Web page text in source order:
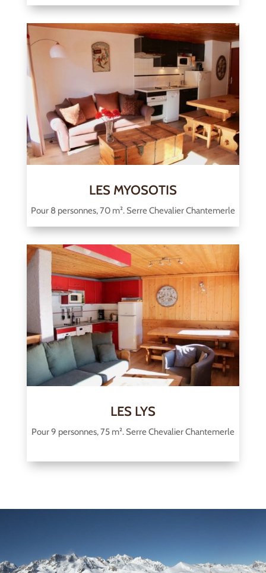
LES MYOSOTIS
Pour 8 personnes, 70 m². Serre Chevalier Chantemerle
LES LYS
Pour 9 personnes, 75 m². Serre Chevalier Chantemerle